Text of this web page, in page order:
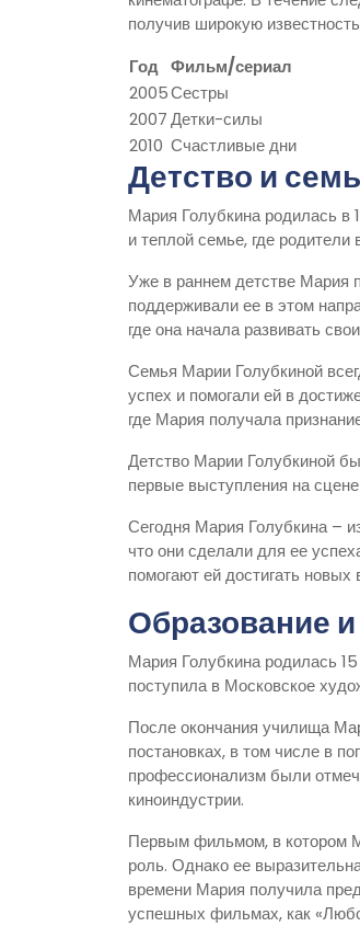
получив широкую
Год Фильм/сериал
2005Сестры
2007Детки-силы
2010 Счастливые дни
Детство и
Мария Голубкина родилась
и теплой семье, где
Уже в раннем детстве Мария
поддерживали ее в этом
где она начала развивать
Семья Марии Голубкиной
успех и помогали ей в
где Мария получала
Детство Марии Голубкиной
первые выступления на
Сегодня Мария Голубкина –
что они сделали для ее
помогают ей достигать новых
Образование
Мария Голубкина родилась
поступила в Московское
После окончания училища
постановках, в том числе в
профессионализм были
киноиндустрии.
Первым фильмом, в котором
роль. Однако ее
времени Мария получила
успешных фильмах, как